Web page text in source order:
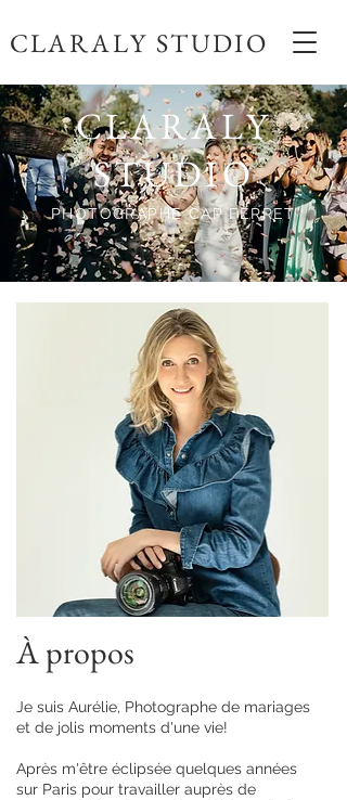
CLARALY STUDIO
CLARALY
STUDIO
PHOTOGRAPHE CAP FERRET
À propos
Je suis Aurélie, Photographe de mariages
et de jolis moments d'une vie!
Après m'être éclipsée quelques années
sur Paris pour travailler auprès de